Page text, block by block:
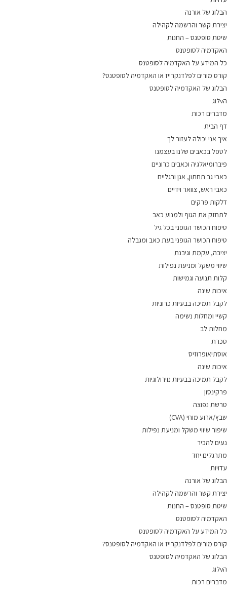
הבלוג של אורנה
יצירת קשר והרשמה לקהילה
שיטת סופטנס – החנות
האקדמיה לסופטנס
כל המידע על האקדמיה לסופטנס
קורס מורים לפלדנקרייז או האקדמיה לסופטנס?
הבלוג של האקדמיה לסופטנס
הvלוג
מדברים רכות
דף הבית
איך אני יכולה לעזור לך
לטפל בכאבים שלנו בעצמנו
פיברומיאלגיה וכאבים כרוניים
כאבי גב תחתון, אגן ורגליים
כאבי ראש, צוואר וידיים
דלקות פרקים
לתחזק את הגוף ולמנוע כאב
טיפוח הכושר הגופני בכל גיל
טיפוח הכושר הגופני בעת כאב ומגבלה
יציבה, עקמת וגיבנת
שיווי משקל ומניעת נפילות
קלות תנועה וגמישות
איכות שינה
לקבל תמיכה בבעיות כרוניות
קשיי ומחלות נשימה
מחלות לב
סכרת
אוסתיאופרוזיס
איכות שינה
לקבל תמיכה בבעיות נוירולוגיות
פרקינסון
טרשת נפוצה
שבץ/ארוע מוחי (CVA)
שיפור שיווי משקל ומניעת נפילות
נעים להכיר
מתרגלים יחד
עדויות
הבלוג של אורנה
יצירת קשר והרשמה לקהילה
שיטת סופטנס – החנות
האקדמיה לסופטנס
כל המידע על האקדמיה לסופטנס
קורס מורים לפלדנקרייז או האקדמיה לסופטנס?
הבלוג של האקדמיה לסופטנס
הvלוג
מדברים רכות